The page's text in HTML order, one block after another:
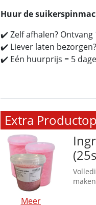
Huur de
✔️ Zelf afhalen?
✔️ Liever laten
✔️ Eén huurprijs = 5
Extra
Meer